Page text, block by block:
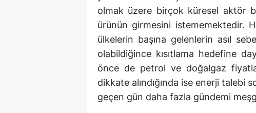
olmak üzere birçok küresel aktör
ürünün girmesini istememektedir.
ülkelerin başına gelenlerin asıl
olabildiğince kısıtlama hedefine
önce de petrol ve doğalgaz
dikkate alındığında ise enerji
geçen gün daha fazla gündemi